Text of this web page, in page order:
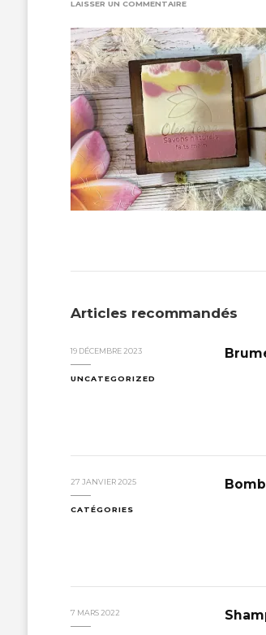
LAISSER UN COMMENTAIRESUR
Articles recommandés
19 DÉCEMBRE 2023
UNCATEGORIZED
27 JANVIER 2025
CATÉGORIES
7 MARS 2022